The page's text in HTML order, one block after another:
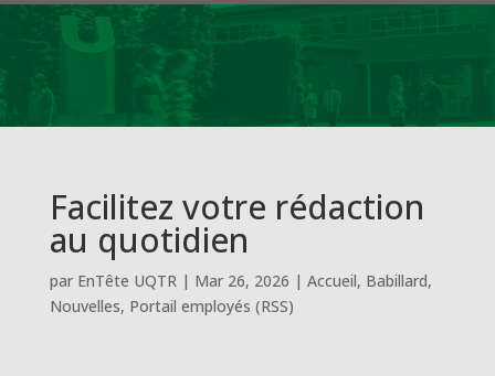
Facilitez votre rédaction
au quotidien
par EnTête UQTR| Mar 26, 2026 | Accueil, Babillard,
Nouvelles, Portail employés (RSS)